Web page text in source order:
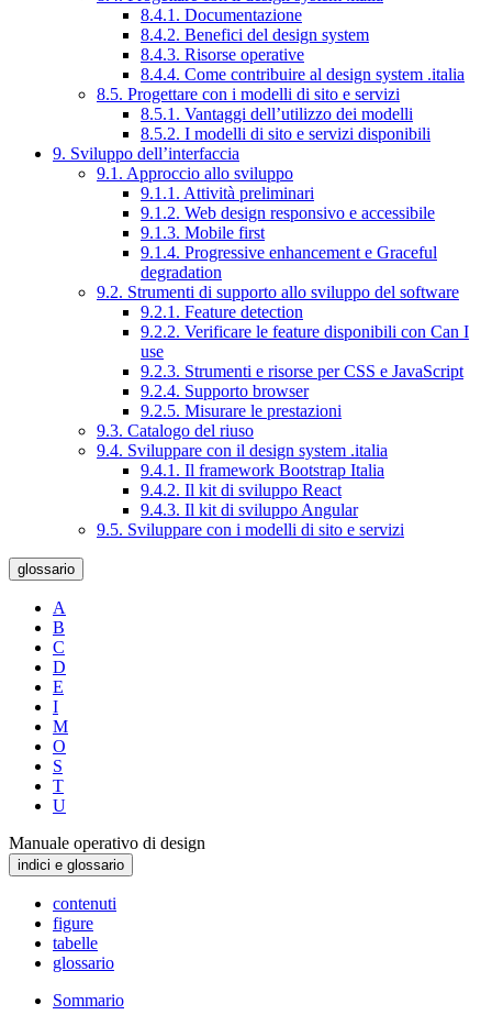
8.4.1. Documentazione
8.4.2. Benefici del design system
8.4.3. Risorse operative
8.4.4. Come contribuire al design system .italia
8.5. Progettare con i modelli di sito e servizi
8.5.1. Vantaggi dell’utilizzo dei modelli
8.5.2. I modelli di sito e servizi disponibili
9. Sviluppo dell’interfaccia
9.1. Approccio allo sviluppo
9.1.1. Attività preliminari
9.1.2. Web design responsivo e accessibile
9.1.3. Mobile first
9.1.4. Progressive enhancement e Graceful
degradation
9.2. Strumenti di supporto allo sviluppo del software
9.2.1. Feature detection
9.2.2. Verificare le feature disponibili con Can I
use
9.2.3. Strumenti e risorse per CSS e JavaScript
9.2.4. Supporto browser
9.2.5. Misurare le prestazioni
9.3. Catalogo del riuso
9.4. Sviluppare con il design system .italia
9.4.1. Il framework Bootstrap Italia
9.4.2. Il kit di sviluppo React
9.4.3. Il kit di sviluppo Angular
9.5. Sviluppare con i modelli di sito e servizi
glossario
A
B
C
D
E
I
M
O
S
T
U
Manuale operativo di design
indici e glossario
contenuti
figure
tabelle
glossario
Sommario